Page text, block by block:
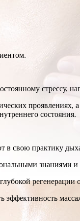
стрессу,
состояния.
свою практику
знаниями
эффективность